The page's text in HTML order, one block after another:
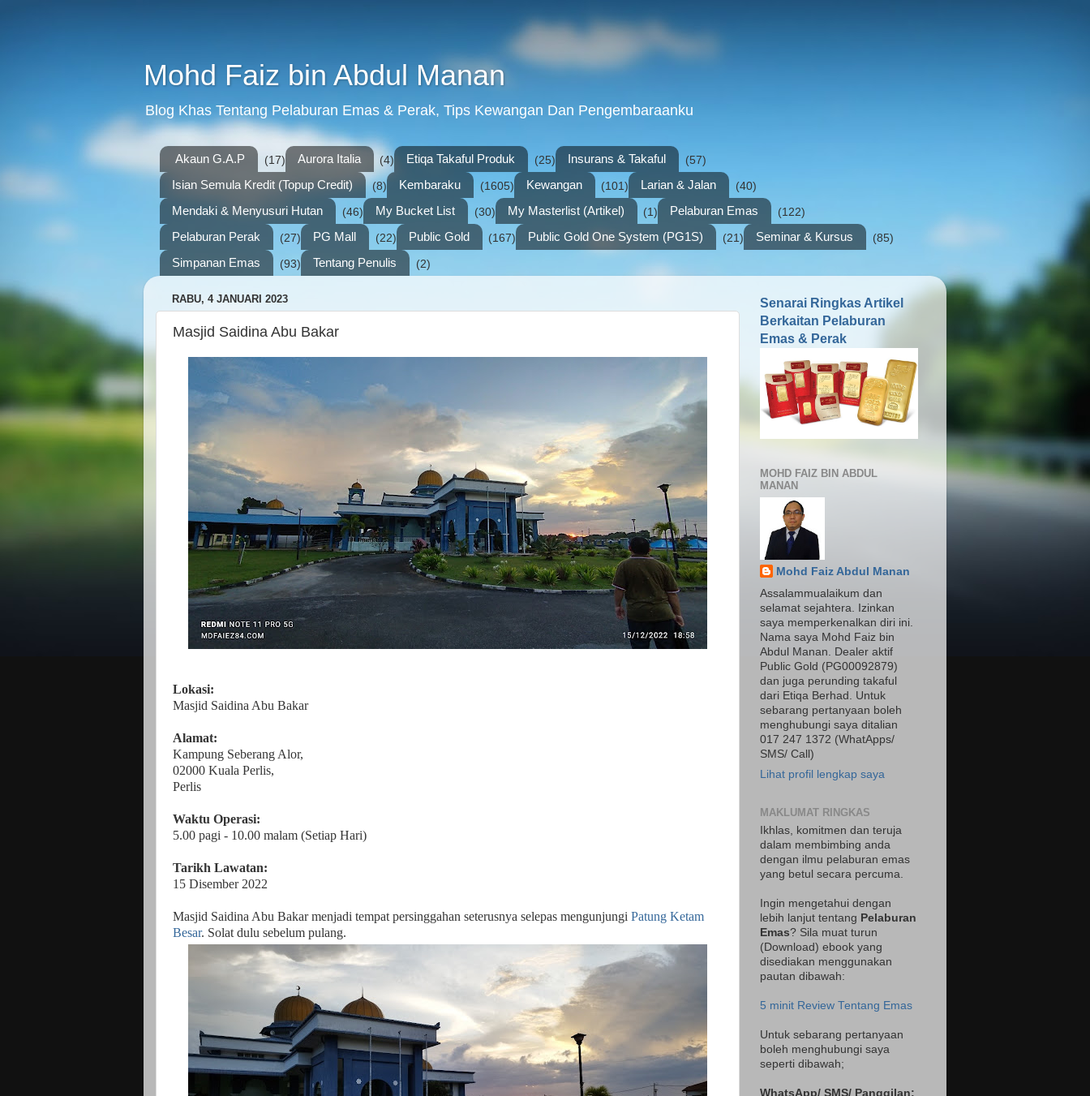
Mohd Faiz bin Abdul Manan
Blog Khas Tentang Pelaburan Emas & Perak, Tips Kewangan Dan Pengembaraanku
Akaun G.A.P (17) Aurora Italia (4) Etiqa Takaful Produk (25) Insurans & Takaful (57)
Isian Semula Kredit (Topup Credit) (8) Kembaraku (1605) Kewangan (101) Larian & Jalan (40)
Mendaki & Menyusuri Hutan (46) My Bucket List (30) My Masterlist (Artikel) (1) Pelaburan Emas (122)
Pelaburan Perak (27) PG Mall (22) Public Gold (167) Public Gold One System (PG1S) (21) Seminar & Kursus (85)
Simpanan Emas (93) Tentang Penulis (2)
RABU, 4 JANUARI 2023
Masjid Saidina Abu Bakar
Lokasi:
Masjid Saidina Abu Bakar
Alamat:
Kampung Seberang Alor,
02000 Kuala Perlis,
Perlis
Waktu Operasi:
5.00 pagi - 10.00 malam (Setiap Hari)
Tarikh Lawatan:
15 Disember 2022
Masjid Saidina Abu Bakar menjadi tempat persinggahan seterusnya selepas mengunjungi Patung Ketam
Besar. Solat dulu sebelum pulang.
Senarai Ringkas Artikel
Berkaitan Pelaburan
Emas & Perak
MOHD FAIZ BIN ABDUL
MANAN
Mohd Faiz Abdul Manan
Assalammualaikum dan
selamat sejahtera. Izinkan
saya memperkenalkan diri ini.
Nama saya Mohd Faiz bin
Abdul Manan. Dealer aktif
Public Gold (PG00092879)
dan juga perunding takaful
dari Etiqa Berhad. Untuk
sebarang pertanyaan boleh
menghubungi saya ditalian
017 247 1372 (WhatApps/
SMS/ Call)
Lihat profil lengkap saya
MAKLUMAT RINGKAS
Ikhlas, komitmen dan teruja
dalam membimbing anda
dengan ilmu pelaburan emas
yang betul secara percuma.
Ingin mengetahui dengan
lebih lanjut tentang Pelaburan
Emas? Sila muat turun
(Download) ebook yang
disediakan menggunakan
pautan dibawah:
5 minit Review Tentang Emas
Untuk sebarang pertanyaan
boleh menghubungi saya
seperti dibawah;
WhatsApp/ SMS/ Panggilan: